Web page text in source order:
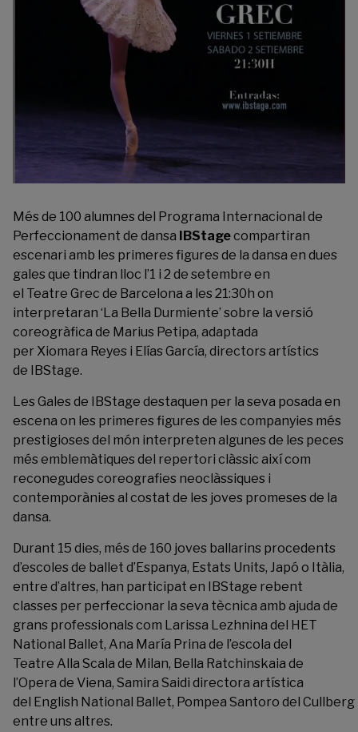
Més de 100 alumnes del Programa Internacional de
Perfeccionament de dansa IBStagecompartiran
escenari amb les primeres figures de la dansa en dues
gales que tindran lloc l’1 i 2 de setembre en
el Teatre Grec de Barcelona a les 21:30h on
interpretaran ‘La Bella Durmiente’ sobre la versió
coreogràfica de Marius Petipa, adaptada
per Xiomara Reyes i Elías García, directors artístics
de IBStage.
Les Gales de IBStage destaquen per la seva posada en
escena on les primeres figures de les companyies més
prestigioses del món interpreten algunes de les peces
més emblemàtiques del repertori clàssic així com
reconegudes coreografies neoclàssiques i
contemporànies al costat de les joves promeses de la
dansa.
Durant 15 dies, més de 160 joves ballarins procedents
d’escoles de ballet d’Espanya, Estats Units, Japó o Itàlia,
entre d’altres, han participat en IBStage rebent
classes per perfeccionar la seva tècnica amb ajuda de
grans professionals com Larissa Lezhnina del HET
National Ballet, Ana María Prina de l’escola del
Teatre Alla Scala de Milan, Bella Ratchinskaia de
l’Opera de Viena, Samira Saidi directora artística
del English National Ballet, Pompea Santoro del Cullberg
entre uns altres.